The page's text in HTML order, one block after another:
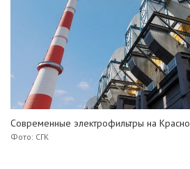
Современные электрофильтры на
Фото: СГК